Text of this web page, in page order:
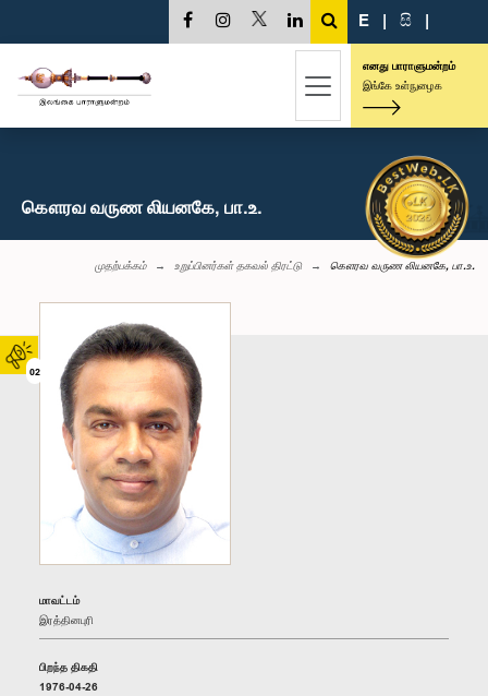
02
E | සි |
எனது பாராளுமன்றம்
இங்கே உள்நுழைக
கௌரவ வருண லியனகே, பா.உ.
முதற்பக்கம் உறுப்பினர்கள் தகவல் திரட்டு கௌரவ வருண லியனகே, பா.உ.
மாவட்டம்
இரத்தினபுரி
பிறந்த திகதி
1976-04-26